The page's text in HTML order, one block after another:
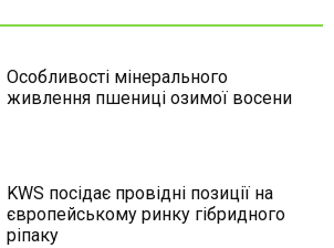
Особливості мінерального
живлення пшениці озимої восени
KWS посідає провідні позиції на
європейському ринку гібридного
ріпаку